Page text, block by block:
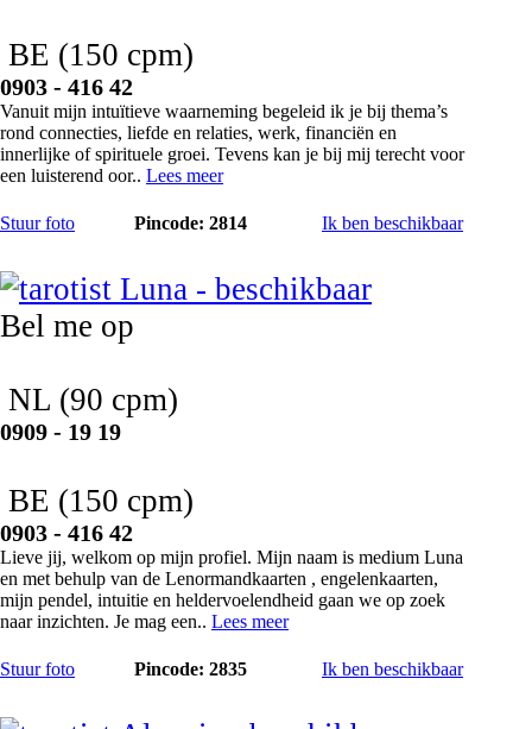
BE (150 cpm)
0903 - 416 42
Vanuit mijn intuïtieve waarneming begeleid ik je bij thema’s
rond connecties, liefde en relaties, werk, financiën en
innerlijke of spirituele groei. Tevens kan je bij mij terecht voor
een luisterend oor.. Lees meer
Stuur foto Pincode: 2814 Ik ben beschikbaar
Bel me op
NL (90 cpm)
0909 - 19 19
BE (150 cpm)
0903 - 416 42
Lieve jij, welkom op mijn profiel. Mijn naam is medium Luna
en met behulp van de Lenormandkaarten , engelenkaarten,
mijn pendel, intuitie en heldervoelendheid gaan we op zoek
naar inzichten. Je mag een.. Lees meer
Stuur foto Pincode: 2835 Ik ben beschikbaar